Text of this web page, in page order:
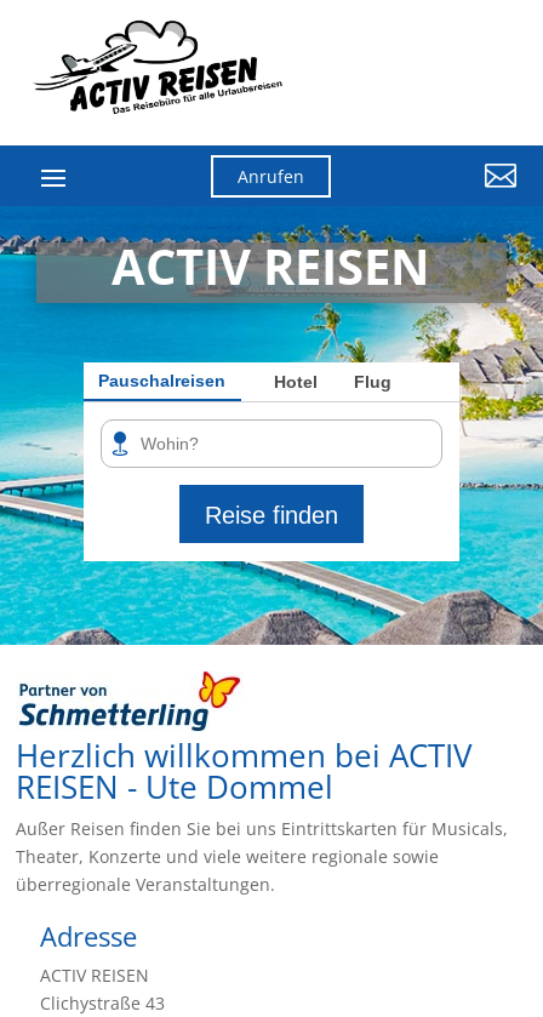
Anrufen 
ACTIV REISEN
Pauschalreisen Hotel Flug
Reise finden
Herzlich willkommen bei ACTIV
REISEN - Ute Dommel
Außer Reisen finden Sie bei uns Eintrittskarten für Musicals,
Theater, Konzerte und viele weitere regionale sowie
überregionale Veranstaltungen.
Adresse
ACTIV REISEN
Clichystraße 43